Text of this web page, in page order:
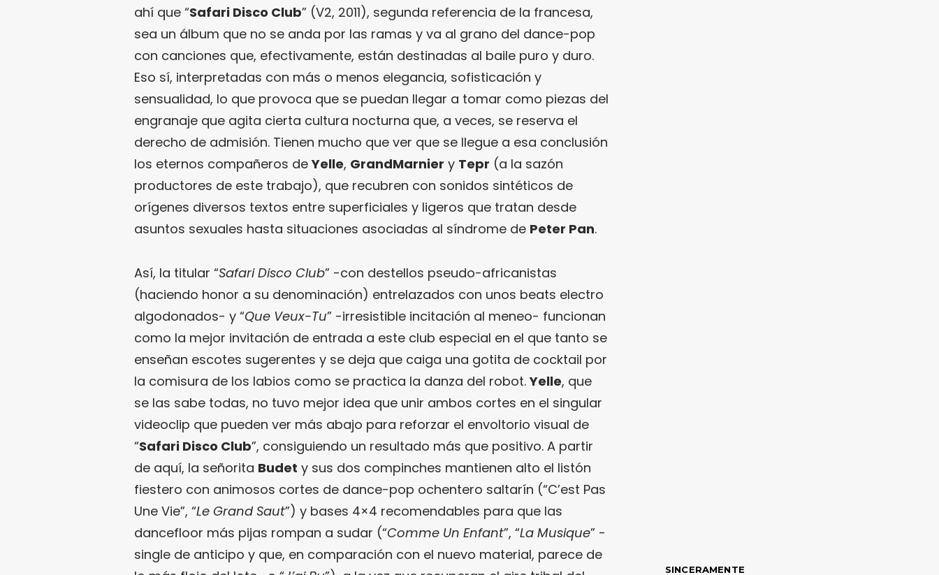
ahí que “Safari Disco Club” (V2, 2011), segunda referencia de la francesa,
sea un álbum que no se anda por las ramas y va al grano del dance-pop
con canciones que, efectivamente, están destinadas al baile puro y duro.
Eso sí, interpretadas con más o menos elegancia, sofisticación y
sensualidad, lo que provoca que se puedan llegar a tomar como piezas del
engranaje que agita cierta cultura nocturna que, a veces, se reserva el
derecho de admisión. Tienen mucho que ver que se llegue a esa conclusión
los eternos compañeros deYelle, GrandMarnier y Tepr (a la sazón
productores de este trabajo), que recubren con sonidos sintéticos de
orígenes diversos textos entre superficiales y ligeros que tratan desde
asuntos sexuales hasta situaciones asociadas al síndrome de Peter Pan.
Así, la titular “Safari Disco Club” -con destellos pseudo-africanistas
(haciendo honor a su denominación) entrelazados con unos beats electro
algodonados- y “Que Veux-Tu” -irresistible incitación al meneo- funcionan
como la mejor invitación de entrada a este club especial en el que tanto se
enseñan escotes sugerentes y se deja que caiga una gotita de cocktail por
la comisura de los labios como se practica la danza del robot.Yelle, que
se las sabe todas, no tuvo mejor idea que unir ambos cortes en el singular
videoclip que pueden ver más abajo para reforzar el envoltorio visual de
“Safari Disco Club”, consiguiendo un resultado más que positivo. A partir
de aquí, la señorita Budet y sus dos compinches mantienen alto el listón
fiestero con animosos cortes de dance-pop ochentero saltarín (“C’est Pas
Une Vie”, “Le Grand Saut”) y bases 4×4 recomendables para que las
dancefloor más pijas rompan a sudar (“Comme Un Enfant”, “La Musique” -
single de anticipo y que, en comparación con el nuevo material, parece de
SINCERAMENTE